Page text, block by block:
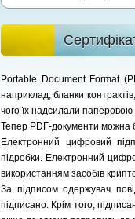
Portable Document Format
наприклад, бланки
чого їх надсилали
Тепер PDF-документи можна
Електронний цифровий
підробки. Електронний
використанням засобів
За підписом одержувач
підписано. Крім того,